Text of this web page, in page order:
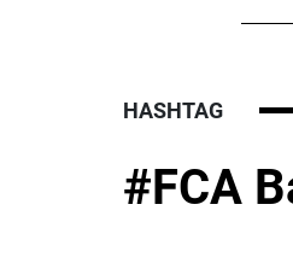
HASHTAG
#FCA